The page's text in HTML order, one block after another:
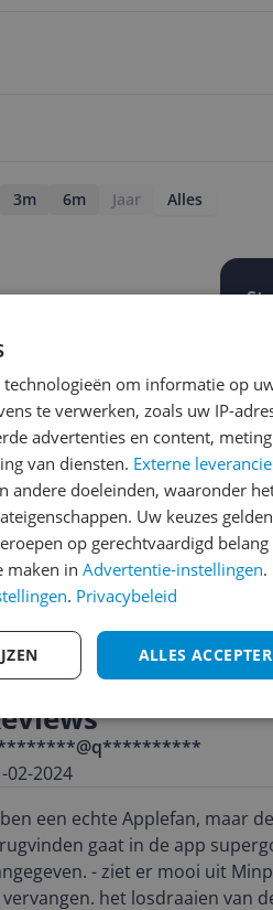
3m 6m Jaar Alles
02-2024
een echte Applefan, maar deze
gaat in de app
- ziet er mooi uit
het losdraaien van
om informatie op
te verwerken, zoals uw IP-
advertenties en content,
van diensten. Externe
andere doeleinden, waaronder
Uw keuzes
op gerechtvaardigd belang
maken in Advertentie-instellingen.
. Privacybeleid
ALLES